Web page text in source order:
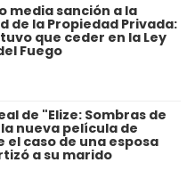
media sanción a la
de la Propiedad Privada:
que ceder en la Ley
Fuego
de "Elize: Sombras de
nueva película de
el caso de una esposa
a su marido